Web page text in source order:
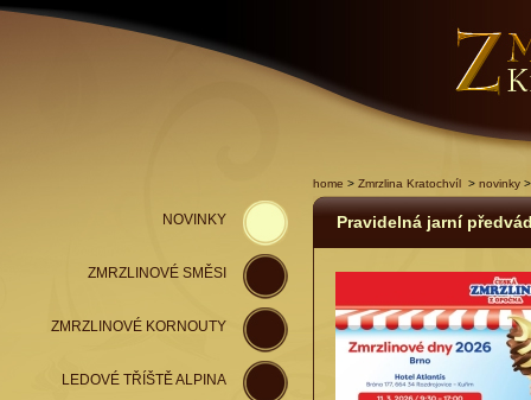
home > Zmrzlina Kratochvíl> novinky>
Pravidelná jarní
NOVINKY
ZMRZLINOVÉ SMĚSI
ZMRZLINOVÉ KORNOUTY
LEDOVÉ TŘÍŠTĚ ALPINA